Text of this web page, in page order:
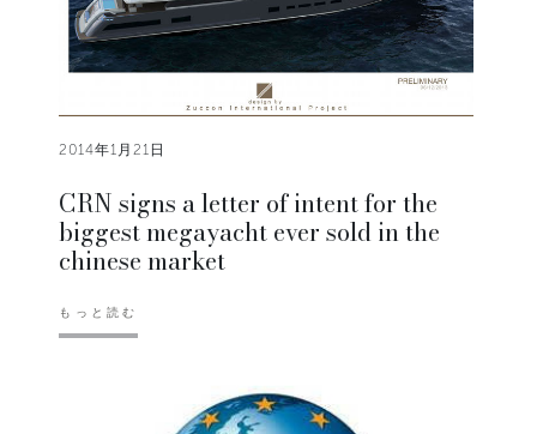
2014年1月21日
CRN signs a letter of intent for the
biggest megayacht ever sold in the
chinese market
もっと読む